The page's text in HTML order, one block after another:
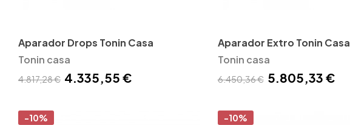
Aparador Drops Tonin Casa
Tonin casa
4.817,28 € 4.335,55 €
Aparador Extro Tonin Casa
Tonin casa
6.450,36 € 5.805,33 €
-10% -10%